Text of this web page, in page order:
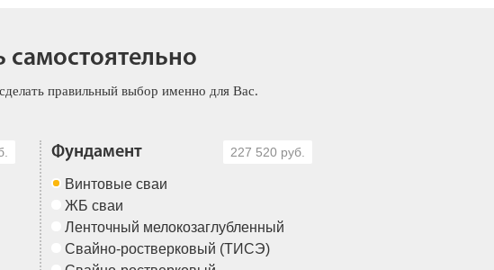
самостоятельно
правильный выбор именно для Вас.
Фундамент 227 520 руб.
Винтовые сваи
ЖБ сваи
Ленточный мелокозаглубленный
Свайно-ростверковый (ТИСЭ)